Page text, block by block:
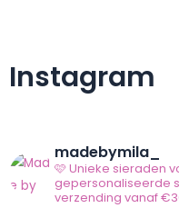
Instagram
madebymila_
🩷 Unieke sieraden
gepersonaliseerde
verzending vanaf